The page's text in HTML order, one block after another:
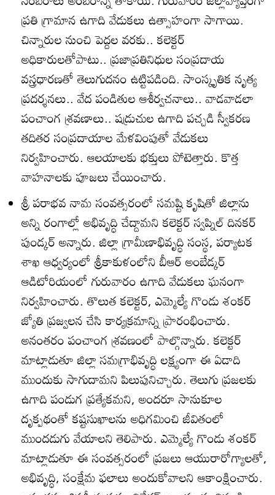
ప్రతి గ్రామాన ఉగాది వేడుకలు ఉత్సాహంగా సాగాయి.
చిన్నారుల నుంచి పెద్దల వరకు.. కలెక్టర్‌
అధికారులతోపాటు.. ప్రజాప్రతినిధుల సంప్రదాయ
వస్త్రధారణతో తెలుగుదనం ఉట్టిపడింది. సాంస్కృతిక నృత్య
ప్రదర్శనలు.. వేద పండితుల ఆశీర్వచనాలు.. వాడవాడలా
పంచాంగ శ్రవణాలు.. షడ్రుచుల ఉగాది పచ్చడి స్వీకరణ
తదితర సంప్రదాయాల మేళవింపుతో వేడుకలు
నిర్వహించారు. ఆలయాలకు భక్తులు పోటెత్తారు. కొత్త
వాహనాలకు పూజలు చేయించారు.
శ్రీ పరాభవ నామ సంవత్సరంలో సమష్టి కృషితో జిల్లాను
అన్ని రంగాల్లో అభివృద్ధి చేద్దామని కలెక్టర్‌ స్వప్నిల్‌ దినకర్‌
పుండ్కర్‌ అన్నారు. జిల్లా గ్రామీణాభివృద్ధి సంస్థ, పర్యాటక
శాఖ ఆధ్వర్యంలో శ్రీకాకుళంలోని బీఆర్‌ అంబేడ్కర్‌
ఆడిటోరియంలో గురువారం ఉగాది వేడుకలు ఘనంగా
నిర్వహించారు. తొలుత కలెక్టర్‌, ఎమ్మెల్యే గొండు శంకర్‌
జ్యోతి ప్రజ్వలన చేసి కార్యక్రమాన్ని ప్రారంభించారు.
అనంతరం పంచాంగ శ్రవణంలో పాల్గొన్నారు. కలెక్టర్‌
మాట్లాడుతూ జిల్లా సమగ్రాభివృద్ధి లక్ష్యంగా ఈ ఏడాది
ముందుకు సాగుదామని పిలుపునిచ్చారు. తెలుగు ప్రజలకు
ఉగాది పండుగ ప్రత్యేకమని, అందరూ సానుకూల
దృక్పథంతో కష్టసుఖాలను అధిగమించి జీవితంలో
ముందడుగు వేయాలని తెలిపారు. ఎమ్మెల్యే గొండు శంకర్‌
మాట్లాడుతూ ఈ సంవత్సరంలో ప్రజలు ఆయురారోగ్యాలతో,
అభివృద్ధి, సంక్షేమ ఫలాలు అందుకోవాలని ఆకాంక్షించారు.